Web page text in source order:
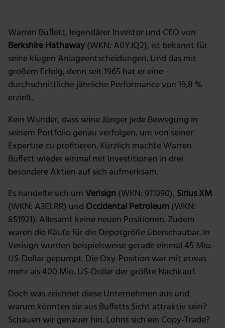
Warren Buffett, legendärer Investor und CEO von
Berkshire Hathaway(WKN: A0YJQ2), ist bekannt für
seine klugen Anlageentscheidungen. Und das mit
großem Erfolg, denn seit 1965 hat er eine
durchschnittliche jährliche Performance von 19,8 %
erzielt.
Kein Wunder, dass seine Jünger jede Bewegung in
seinem Portfolio genau verfolgen, um von seiner
Expertise zu profitieren. Kürzlich machte Warren
Buffett wieder einmal mit Investitionen in drei
besondere Aktien auf sich aufmerksam.
Es handelte sich um Verisign (WKN: 911090), Sirius XM
(WKN: A3ELRR) und Occidental Petroleum (WKN:
851921). Allesamt keine neuen Positionen. Zudem
waren die Käufe für die Depotgröße überschaubar. In
Verisign wurden beispielsweise gerade einmal 45 Mio.
US-Dollar gepumpt. Die Oxy-Position war mit etwas
mehr als 400 Mio. US-Dollar der größte Nachkauf.
Doch was zeichnet diese Unternehmen aus und
warum könnten sie aus Buffetts Sicht attraktiv sein?
Schauen wir genauer hin. Lohnt sich ein Copy-Trade?